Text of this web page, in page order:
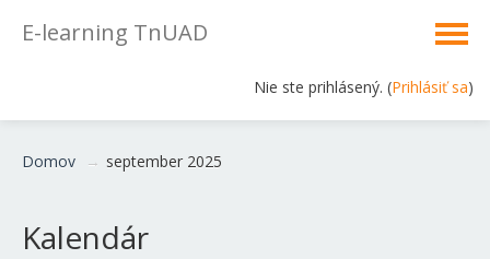
E-learning TnUAD
Nie ste prihlásený. (Prihlásiť sa)
Domov → september 2025
Kalendár